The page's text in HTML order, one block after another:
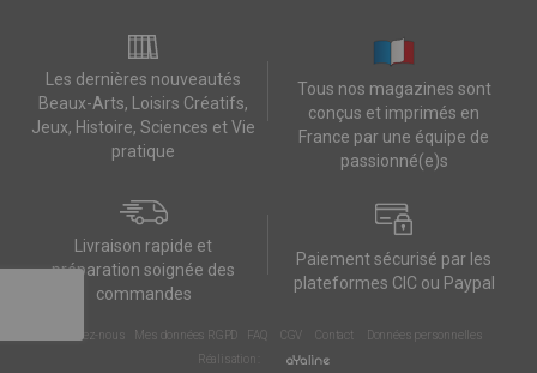
Les dernières nouveautés
Beaux-Arts, Loisirs Créatifs,
Jeux, Histoire, Sciences et Vie
pratique
Tous nos magazines sont
conçus et imprimés en
France par une équipe de
passionné(e)s
Livraison rapide et
préparation soignée des
commandes
Paiement sécurisé par les
plateformes CIC ou Paypal
Contactez-nous Mes données RGPD FAQ CGV Contact
Données personnelles
Réalisation :